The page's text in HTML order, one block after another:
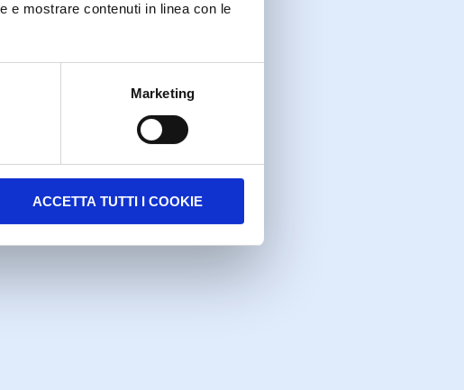
e mostrare contenuti in linea con le
Marketing
ACCETTA TUTTI I COOKIE